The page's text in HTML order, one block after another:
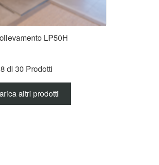
LP50H
8 di 30 Prodotti
altri prodotti